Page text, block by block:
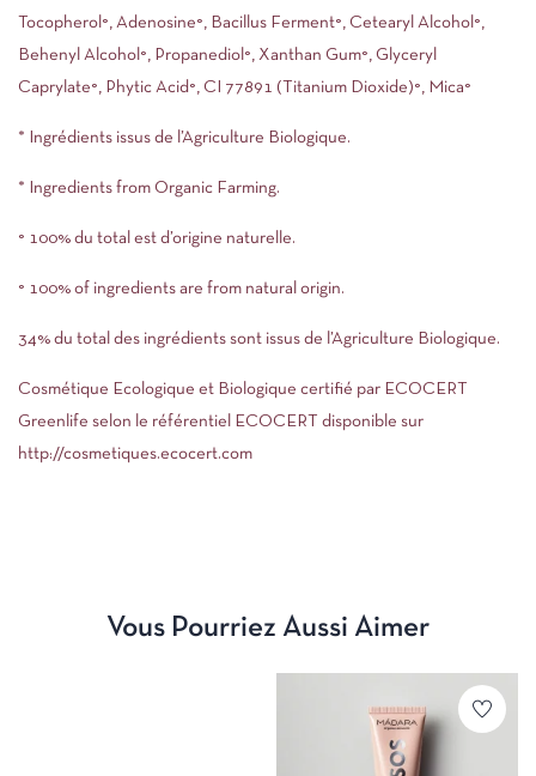
Tocopherol°, Adenosine°, Bacillus Ferment°, Cetearyl Alcohol°,
Behenyl Alcohol°, Propanediol°, Xanthan Gum°, Glyceryl
Caprylate°, Phytic Acid°, CI 77891 (Titanium Dioxide)°, Mica°
* Ingrédients issus de l’Agriculture Biologique.
* Ingredients from Organic Farming.
° 100% du total est d’origine naturelle.
° 100% of ingredients are from natural origin.
34% du total des ingrédients sont issus de l’Agriculture Biologique.
Cosmétique Ecologique et Biologique certifié par ECOCERT
Greenlife selon le référentiel ECOCERT disponible sur
http://cosmetiques.ecocert.com
Vous Pourriez Aussi Aimer